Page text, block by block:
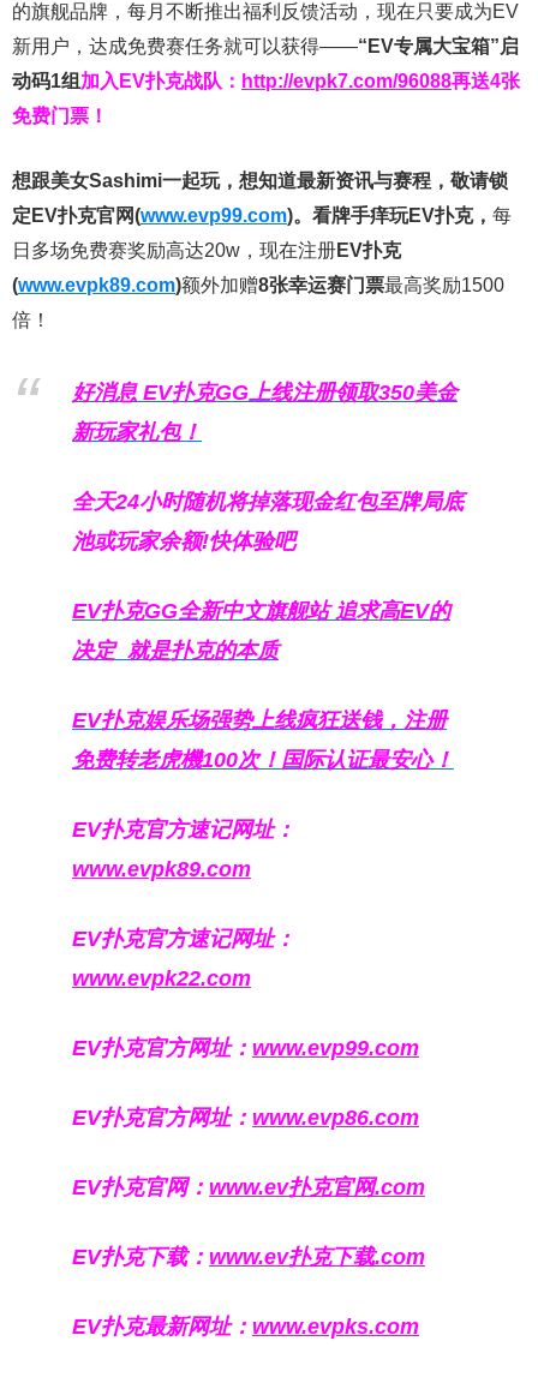
的旗舰品牌，每月不断推出福利反馈活动，现在只要成为EV
新用户，达成免费赛任务就可以获得——“EV专属大宝箱”启
动码1组 加入EV扑克战队： http://evpk7.com/96088再送4张
免费门票！
想跟美女Sashimi一起玩， 想知道最新资讯与赛程， 敬请锁
定EV扑克官网(www.evp99.com)。 看牌手痒玩EV扑克， 每
日多场免费赛奖励高达20w，现在注册EV扑克
(www.evpk89.com)额外加赠8张幸运赛门票最高奖励1500
倍！
好消息 EV扑克GG上线注册领取350美金
新玩家礼包！
全天24小时随机将掉落现金红包至牌局底
池或玩家余额!快体验吧
EV扑克GG全新中文旗舰站追求高EV的
决定 就是扑克的本质
EV扑克娱乐场强势上线疯狂送钱，注册
免费转老虎機100次！国际认证最安心！
EV扑克官方速记网址：
www.evpk89.com
EV扑克官方速记网址：
www.evpk22.com
EV扑克官方网址： www.evp99.com
EV扑克官方网址： www.evp86.com
EV扑克官网： www.ev扑克官网.com
EV扑克下载： www.ev扑克下载.com
EV扑克最新网址： www.evpks.com